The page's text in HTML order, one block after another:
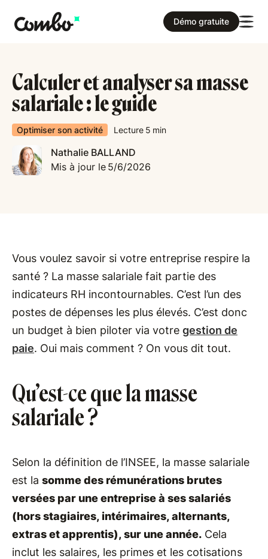
Démo gratuite
Calculer et analyser sa masse
salariale : le guide
Optimiser son activité Lecture 5 min
Nathalie BALLAND
Mis à jour le 5/6/2026
Vous voulez savoir si votre entreprise respire la
santé ? La masse salariale fait partie des
indicateurs RH incontournables. C’est l’un des
postes de dépenses les plus élevés. C’est donc
un budget à bien piloter via votre gestion de
paie. Oui mais comment ? On vous dit tout.
Qu’est-ce que la masse
salariale ?
Selon la définition de l’INSEE, la masse salariale
est la somme des rémunérations brutes
versées par une entreprise à ses salariés
(hors stagiaires, intérimaires, alternants,
extras et apprentis), sur une année. Cela
inclut les salaires, les primes et les cotisations